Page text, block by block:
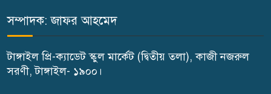
ফ্রি ব্লাড গ্রুপিং ক্যাম্পেইন
সম্পাদক: জাফর আহমেদ
টাঙ্গাইল প্রি-ক্যাডেট স্কুল মার্কেট (দ্বিতীয় তলা), কাজী নজরুল
সরণী, টাঙ্গাইল- ১৯০০।